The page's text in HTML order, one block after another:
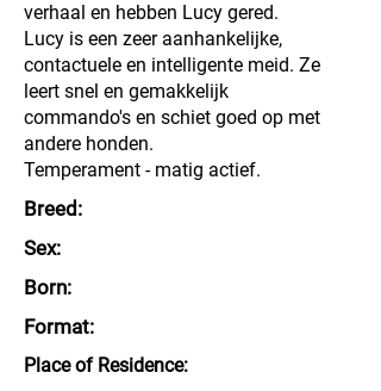
verhaal en hebben Lucy gered.
Lucy is een zeer aanhankelijke,
contactuele en intelligente meid. Ze
leert snel en gemakkelijk
commando's en schiet goed op met
andere honden.
Temperament - matig actief.
Breed:
Sex:
Born:
Format:
Place of Residence: